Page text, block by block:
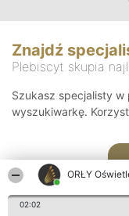
ORŁY
02:02
Znajdź
Plebiscyt skupia
Szukasz specjalisty w
wyszukiwarkę.